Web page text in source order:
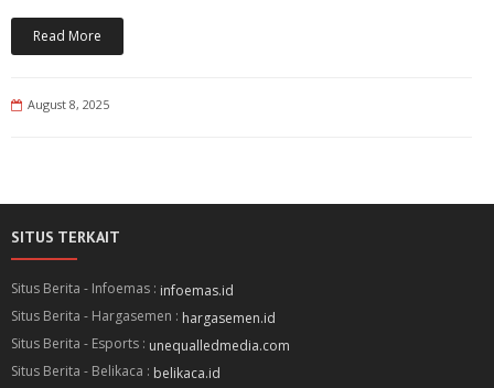
Read More
August 8, 2025
SITUS TERKAIT
Situs Berita - Infoemas : infoemas.id
Situs Berita - Hargasemen : hargasemen.id
Situs Berita - Esports : unequalledmedia.com
Situs Berita - Belikaca : belikaca.id